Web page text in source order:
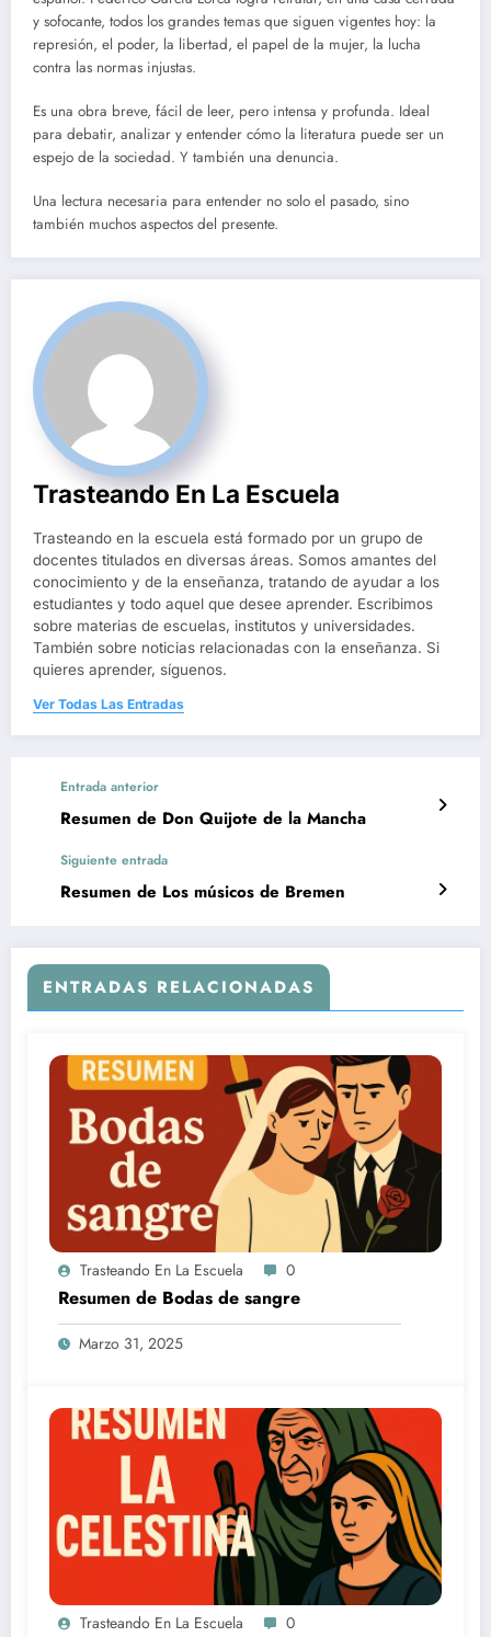
y sofocante, todos los grandes temas que siguen vigentes hoy: la
represión, el poder, la libertad, el papel de la mujer, la lucha
contra las normas injustas.
Es una obra breve, fácil de leer, pero intensa y profunda. Ideal
para debatir, analizar y entender cómo la literatura puede ser un
espejo de la sociedad. Y también una denuncia.
Una lectura necesaria para entender no solo el pasado, sino
también muchos aspectos del presente.
Trasteando En La Escuela
Trasteando en la escuela está formado por un grupo de
docentes titulados en diversas áreas. Somos amantes del
conocimiento y de la enseñanza, tratando de ayudar a los
estudiantes y todo aquel que desee aprender. Escribimos
sobre materias de escuelas, institutos y universidades.
También sobre noticias relacionadas con la enseñanza. Si
quieres aprender, síguenos.
Ver Todas Las Entradas
Entrada anterior
Resumen de Don Quijote de la Mancha
Siguiente entrada
Resumen de Los músicos de Bremen
ENTRADAS RELACIONADAS
Trasteando En La Escuela 0
Resumen de Bodas de sangre
Marzo 31, 2025
Trasteando En La Escuela 0